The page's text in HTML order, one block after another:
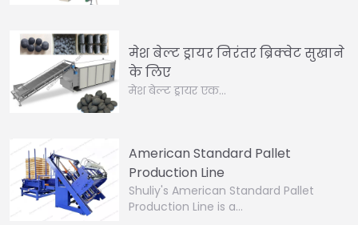
मेश बेल्ट ड्रायर निरंतर ब्रिक्वेट सुखाने
के लिए
मेश बेल्ट ड्रायर एक…
American Standard Pallet
Production Line
Shuliy's American Standard Pallet
Production Line is a…